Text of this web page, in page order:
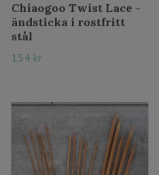
Chiaogoo Twist Lace -
ändsticka i rostfritt
stål
154 kr